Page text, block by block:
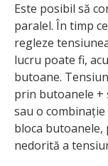
Este posibil să
paralel. În timp
regleze
lucru poate fi,
butoane.
prin butoanele +
sau o
bloca butoanele,
nedorită a